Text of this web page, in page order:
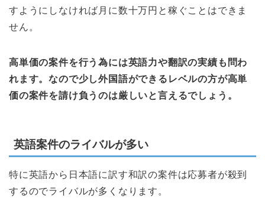
すようにしなければ月に数十万円と稼ぐことはできま
せん。
高単価の案件を行う為には英語力や翻訳の実績も問わ
れます。なので少し外国語ができるレベルの方が高単
価の案件を請け負うのは厳しいと言えるでしょう。
英語案件のライバルが多い
特に英語から日本語に訳す和訳の案件は応募者が殺到
するのでライバルが多くなります。